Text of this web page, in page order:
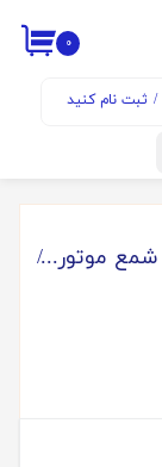
/ ثبت نام کنید
۰
شمع موتور